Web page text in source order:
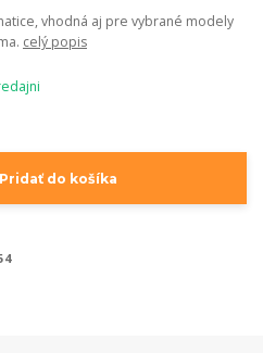
vhodná aj pre vybrané modely
celý popis
Pridať do košíka